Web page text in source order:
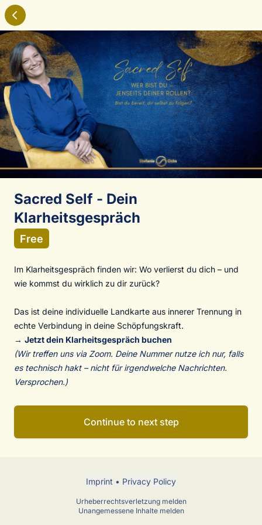
Sacred Self - Dein
Klarheitsgespräch
Free
Im Klarheitsgespräch finden wir: Wo verlierst du dich – und
wie kommst du wirklich zu dir zurück?
Das ist deine individuelle Landkarte aus innerer Trennung in
echte Verbindung in deine Schöpfungskraft.
→ Jetzt dein Klarheitsgespräch buchen
(Wir treffen uns via Zoom. Deine Nummer nutze ich nur, falls
es technisch hakt – nicht für irgendwelche Nachrichten.
Versprochen.)
Continue to next step
Imprint • Privacy Policy
Urheberrechtsverletzung melden
Unangemessene Inhalte melden